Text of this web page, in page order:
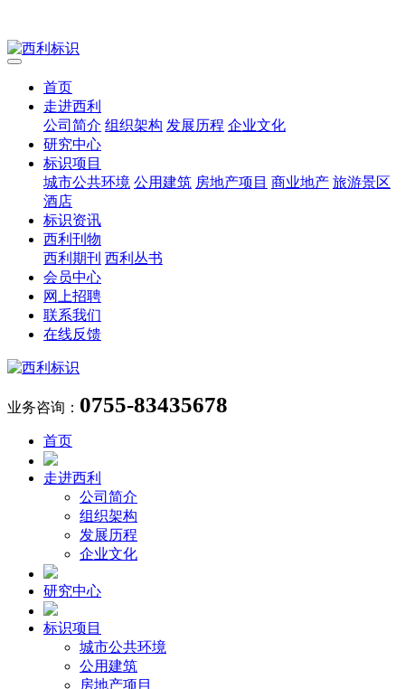
首页
走进西利
公司简介 组织架构 发展历程 企业文化
研究中心
标识项目
城市公共环境 公用建筑 房地产项目 商业地产 旅游景区
酒店
标识资讯
西利刊物
西利期刊 西利丛书
会员中心
网上招聘
联系我们
在线反馈
业务咨询： 0755-83435678
首页
走进西利
公司简介
组织架构
发展历程
企业文化
研究中心
标识项目
城市公共环境
公用建筑
房地产项目